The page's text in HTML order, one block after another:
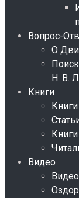
Вопрос-
О
Н. В.
Книги
Видео